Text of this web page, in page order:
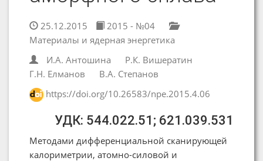
25.12.2015
2015 - №04
Материалы и ядерная энергетика
И.А. Антошина
Р.К. Вишератин
Г.Н. Елманов
В.А. Степанов
https://doi.org/10.26583/npe.2015.4.06
УДК: 544.022.51; 621.039.531
Методами дифференциальной сканирующей
калориметрии, атомно-силовой и